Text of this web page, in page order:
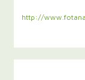
http://